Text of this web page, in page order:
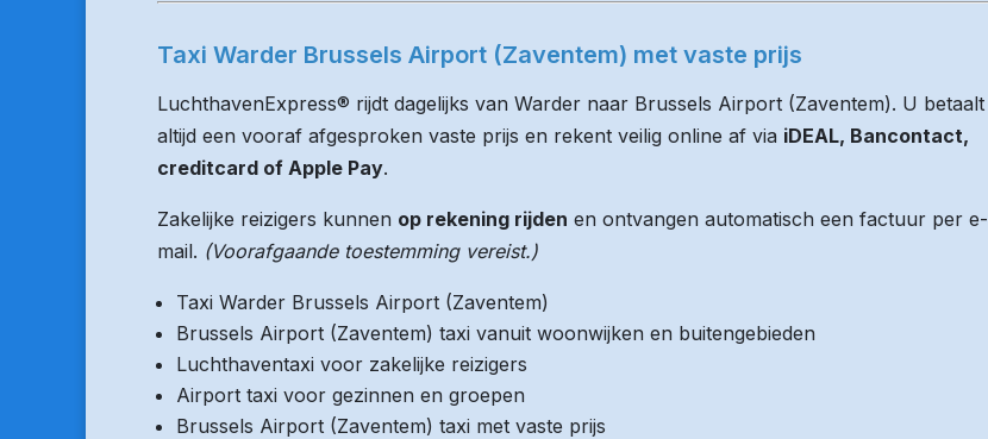
Taxi Warder Brussels Airport (Zaventem) met vaste prijs
LuchthavenExpress® rijdt dagelijks van Warder naar Brussels Airport (Zaventem). U betaalt
altijd een vooraf afgesproken vaste prijs en rekent veilig online af via iDEAL, Bancontact,
creditcard of Apple Pay.
Zakelijke reizigers kunnen op rekening rijden en ontvangen automatisch een factuur per e-
mail. (Voorafgaande toestemming vereist.)
Taxi Warder Brussels Airport (Zaventem)
Brussels Airport (Zaventem) taxi vanuit woonwijken en buitengebieden
Luchthaventaxi voor zakelijke reizigers
Airport taxi voor gezinnen en groepen
Brussels Airport (Zaventem) taxi met vaste prijs